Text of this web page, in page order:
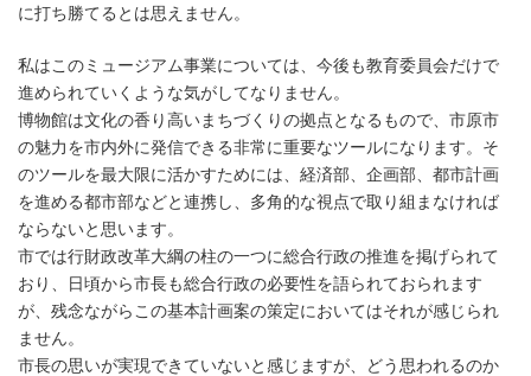
に打ち勝てるとは思えません。
私はこのミュージアム事業については、今後も教育委員会だけで
進められていくような気がしてなりません。
博物館は文化の香り高いまちづくりの拠点となるもので、市原市
の魅力を市内外に発信できる非常に重要なツールになります。そ
のツールを最大限に活かすためには、経済部、企画部、都市計画
を進める都市部などと連携し、多角的な視点で取り組まなければ
ならないと思います。
市では行財政改革大綱の柱の一つに総合行政の推進を掲げられて
おり、日頃から市長も総合行政の必要性を語られておられます
が、残念ながらこの基本計画案の策定においてはそれが感じられ
ません。
市長の思いが実現できていないと感じますが、どう思われるのか